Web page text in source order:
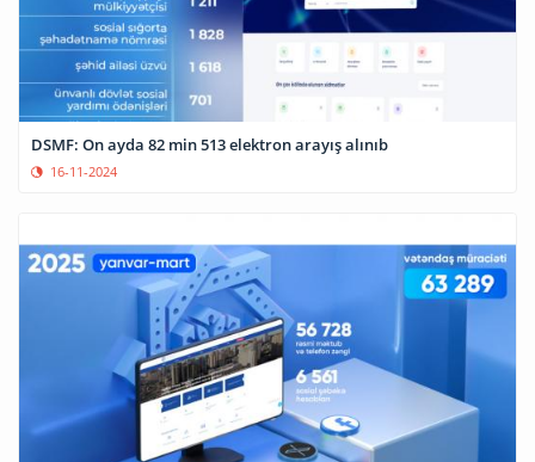
DSMF: On ayda 82 min 513 elektron arayış alınıb
16-11-2024